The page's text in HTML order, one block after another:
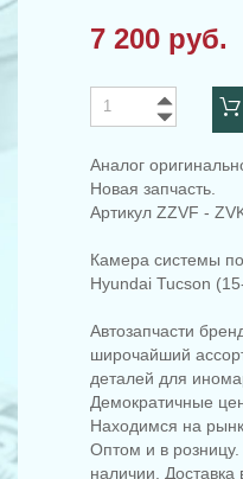
7 200 руб.
Аналог
Новая запчасть.
Артикул ZZVF -
Камера системы
Hyundai Tucson
Автозапчасти
широчайший
деталей для
Демократичные
Находимся на
Оптом и в
наличии.